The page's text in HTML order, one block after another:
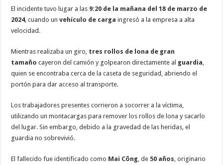
El incidente tuvo lugar a las 9:20 de la mañana del 18 de marzo de
2024, cuando unvehículo de carga ingresó a la empresa a alta
velocidad.
Mientras realizaba un giro, tres rollos de lona de gran
tamaño cayeron del camión y golpearon directamente al guardia
quien se encontraba cerca de la caseta de seguridad, abriendo el
portón para dar acceso al transporte.
Los trabajadores presentes corrieron a socorrer a la víctima,
utilizando un montacargas para remover los rollos de lona y sacarlo
del lugar. Sin embargo, debido a la gravedad de las heridas, el
guardia no sobrevivió.
El fallecido fue identificado como Mai Công , de 50 años , originario